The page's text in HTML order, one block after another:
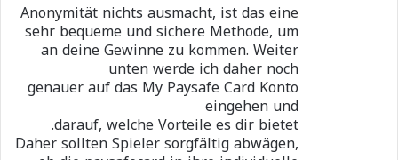
Anonymität nichts ausmacht, ist das eine
sehr bequeme und sichere Methode, um
an deine Gewinne zu kommen. Weiter
unten werde ich daher noch
genauer auf das My Paysafe Card Konto
eingehen und
darauf, welche Vorteile es dir bietet.
Daher sollten Spieler sorgfältig abwägen,